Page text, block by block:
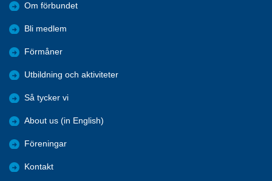
Om förbundet
Bli medlem
Förmåner
Utbildning och aktiviteter
Så tycker vi
About us (in English)
Föreningar
Kontakt